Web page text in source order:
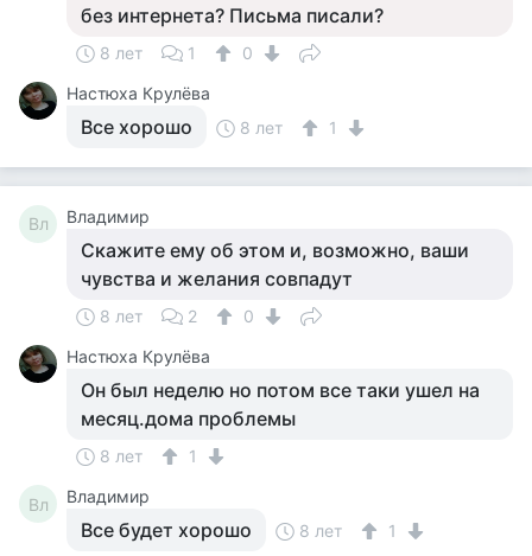
без интернета? Письма писали?
8 лет 1
0
Настюха Крулёва
Все хорошо 8 лет 1
Вл Владимир
Скажите ему об этом и, возможно, ваши
чувства и желания совпадут
8 лет 2
0
Настюха Крулёва
Он был неделю но потом все таки ушел на
месяц.дома проблемы
8 лет 1
Вл Владимир
Все будет хорошо 8 лет 1